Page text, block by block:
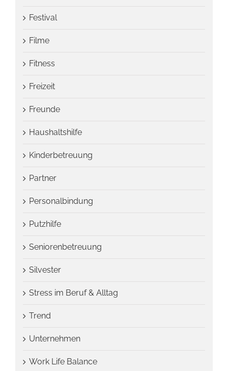
Festival
Filme
Fitness
Freizeit
Freunde
Haushaltshilfe
Kinderbetreuung
Partner
Personalbindung
Putzhilfe
Seniorenbetreuung
Silvester
Stress im Beruf & Alltag
Trend
Unternehmen
Work Life Balance